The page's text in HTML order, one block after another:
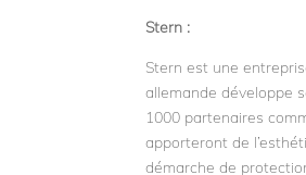
Stern :
Stern est une
allemande développe
1000 partenaires
apporteront de
démarche de